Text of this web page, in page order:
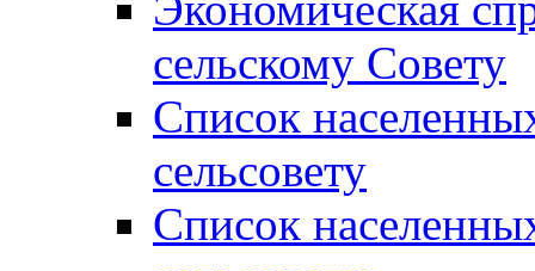
сельскому Совету
Список
сельсовету
Список